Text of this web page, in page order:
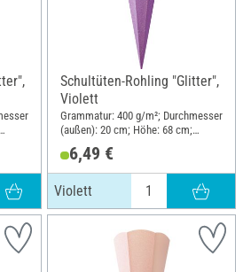
Schultüten-Rohling "Glitter",
Violett
Grammatur: 400 g/m²; Durchmesser
(außen): 20 cm; Höhe: 68 cm;
Material: Papier
6,49 €
Violett